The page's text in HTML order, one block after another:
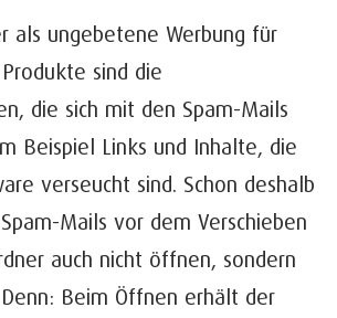
als ungebetene Werbung für
sind die
die sich mit den Spam-Mails
Beispiel Links und Inhalte, die
verseucht sind. Schon deshalb
Mails vor dem Verschieben
auch nicht öffnen, sondern
Beim Öffnen erhält der